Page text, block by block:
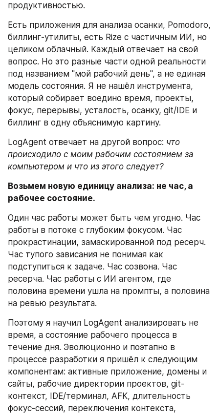
продуктивностью.
Есть приложения для анализа осанки, Pomodoro,
биллинг-утилиты, есть Rize с частичным ИИ, но
целиком облачный. Каждый отвечает на свой
вопрос. Но это разные части одной реальности
под названием "мой рабочий день", а не единая
модель состояния. Я не нашёл инструмента,
который собирает воедино время, проекты,
фокус, перерывы, усталость, осанку, git/IDE и
биллинг в одну объяснимую картину.
LogAgent отвечает на другой вопрос: что
происходило с моим рабочим состоянием за
компьютером и что из этого следует?
Возьмем новую единицу анализа: не час, а
рабочее состояние.
Один час работы может быть чем угодно. Час
работы в потоке с глубоким фокусом. Час
прокрастинации, замаскированной под ресерч.
Час тупого зависания не понимая как
подступиться к задаче. Час созвона. Час
ресерча. Час работы с ИИ агентом, где
половина времени ушла на промпты, а половина
на ревью результата.
Поэтому я научил LogAgent анализировать не
время, а состояние рабочего процесса в
течение дня. Эволюционно и поэтапно в
процессе разработки я пришёл к следующим
компонентам: активные приложение, домены и
сайты, рабочие директории проектов, git-
контекст, IDE/терминал, AFK, длительность
фокус-сессий, переключения контекста,